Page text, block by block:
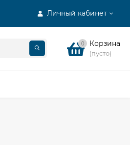
Личный кабинет
0 Корзина
(пусто)